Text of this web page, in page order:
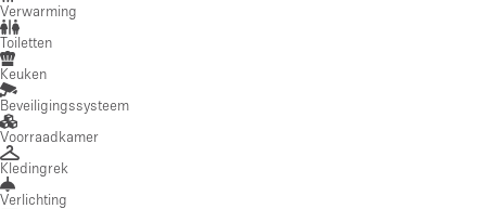
Verwarming
Toiletten
Keuken
Beveiligingssysteem
Voorraadkamer
Kledingrek
Verlichting